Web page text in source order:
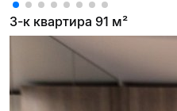
3-к квартира 91 м²